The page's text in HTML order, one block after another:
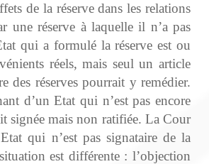
de la réserve dans les relations
une réserve à laquelle il n’a pas
qui a formulé la réserve est ou
réels, mais seul un article
des réserves pourrait y remédier.
d’un Etat qui n’est pas encore
signée mais non ratifiée. La Cour
qui n’est pas signataire de la
est différente : l’objection